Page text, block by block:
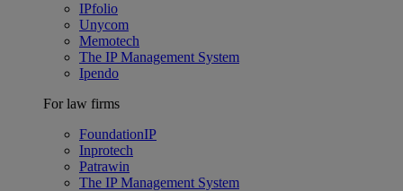
IPfolio
Unycom
Memotech
The IP Management System
Ipendo
For law firms
FoundationIP
Inprotech
Patrawin
The IP Management System